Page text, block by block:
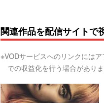
関連作品を配信サイトで
※VODサービスへのリンクには
での収益化を行う場合がありま